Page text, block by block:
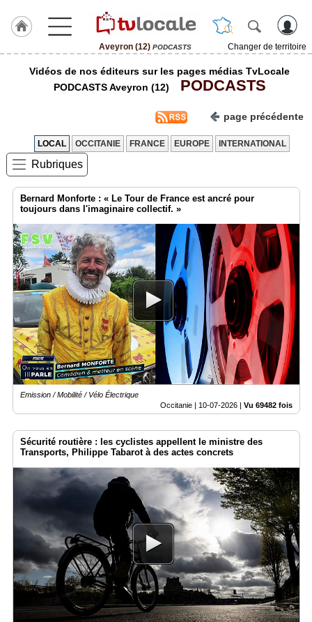
Aveyron (12) PODCASTS
Changer de territoire
J'adhère
TvLocale
France
Accueil
RUBRIQUES
Agenda
Gazette
Vidéos
Médias
du
groupe
Blogs
Inscription
annuaire
Vidéos de nos éditeurs sur les pages médias TvLocale
PODCASTS Aveyron (12)
PODCASTS
page précédente
LOCAL OCCITANIE FRANCE EUROPE INTERNATIONAL
Rubriques
Bernard Monforte : « Le Tour de France est ancré pour
toujours dans l'imaginaire collectif. »
Emission / Mobilité / Vélo Électrique
Occitanie | 10-07-2026 Vu 69482 fois
Sécurité routière : les cyclistes appellent le ministre des
Transports, Philippe Tabarot à des actes concrets